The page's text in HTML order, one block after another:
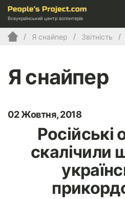
Всеукраїнський центр волонтерів
Я снайпер Звітність
Я снайпер
02 Жовтня, 2018
Російські
скалічили